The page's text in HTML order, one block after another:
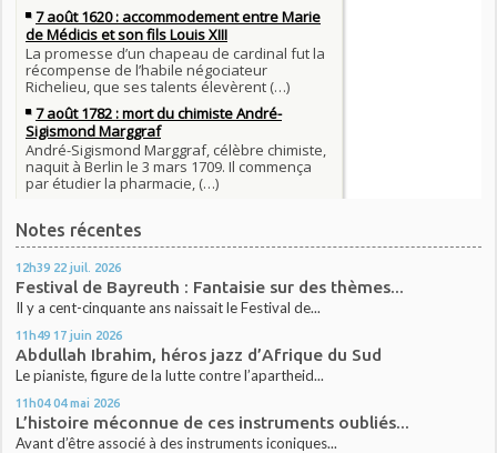
Notes récentes
12h39 22 juil. 2026
Festival de Bayreuth : Fantaisie sur des thèmes...
Il y a cent-cinquante ans naissait le Festival de...
11h49 17 juin 2026
Abdullah Ibrahim, héros jazz d’Afrique du Sud
Le pianiste, figure de la lutte contre l’apartheid...
11h04 04 mai 2026
L’histoire méconnue de ces instruments oubliés...
Avant d’être associé à des instruments iconiques...